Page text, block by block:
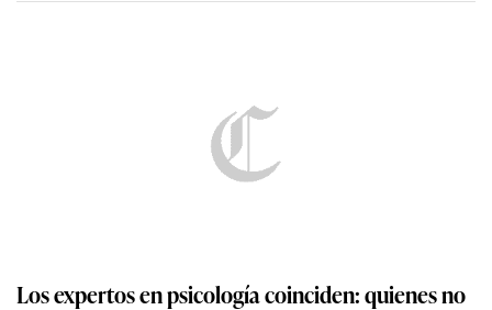
Los expertos en psicología coinciden: quienes no